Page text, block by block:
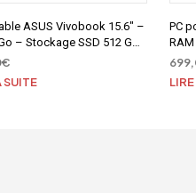
ASUS Vivobook 15.6″ –
– Stockage SSD 512 Go
i5 1035G1
€
SUITE
PC
RAM
–